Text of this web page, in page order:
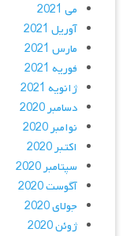
می 2021
آوریل 2021
مارس 2021
فوریه 2021
ژانویه 2021
دسامبر 2020
نوامبر 2020
اکتبر 2020
سپتامبر 2020
آگوست 2020
جولای 2020
ژوئن 2020